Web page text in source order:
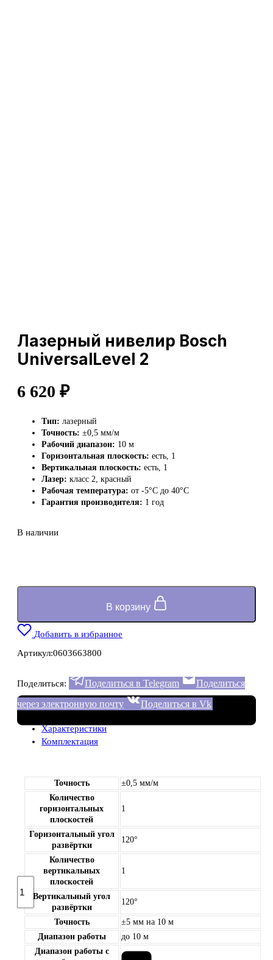
Лазерный нивелир Bosch
UniversalLevel 2
6 620 ₽
Тип: лазерный
Точность: ±0,5 мм/м
Рабочий диапазон: 10 м
Горизонтальная плоскость: есть, 1
Вертикальная плоскость: есть, 1
Лазер: класс 2, красный
Рабочая температура: от -5°C до 40°C
Гарантия производителя: 1 год
В наличии
Количество
товара
Лазерный
нивелир
Bosch
UniversalLevel
В корзину
Добавить в избранное
Артикул:0603663800
Поделиться: Поделиться в Telegram
Поделиться
через электронную почту
Поделиться в Vk
Характеристики
Комплектация
Точность
±0,5 мм/м
Количество
горизонтальных
плоскостей
1
Горизонтальный угол
развёртки
120°
Количество
вертикальных
плоскостей
1
Вертикальный угол
развёртки
120°
Точность
±5 мм на 10 м
Диапазон работы
до 10 м
Диапазон работы с
нет